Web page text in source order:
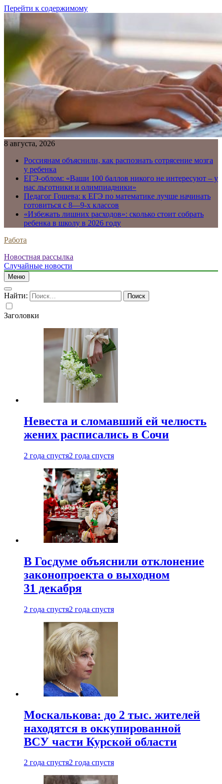
Перейти к содержимому
8 августа, 2026
Россиянам объяснили, как распознать сотрясение мозга
у ребенка
ЕГЭ-облом: «Ваши 100 баллов никого не интересуют – у
нас льготники и олимпиадники»
Педагог Гошева: к ЕГЭ по математике лучше начинать
готовиться с 8—9-х классов
«Избежать лишних расходов»: сколько стоит собрать
ребенка в школу в 2026 году
Работа
Новостная рассылка
Случайные новости
Меню
Найти:
Заголовки
Невеста и сломавший ей челюсть
жених расписались в Сочи
2 года спустя2 года спустя
В Госдуме объяснили отклонение
законопроекта о выходном
31 декабря
2 года спустя2 года спустя
Москалькова: до 2 тыс. жителей
находятся в оккупированной
ВСУ части Курской области
2 года спустя2 года спустя